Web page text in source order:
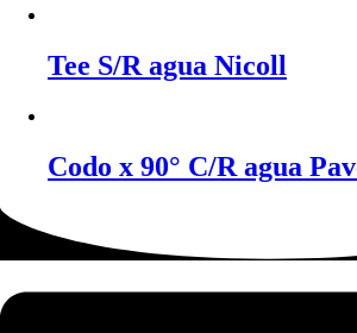
Tee S/R agua Nicoll
Codo x 90° C/R agua